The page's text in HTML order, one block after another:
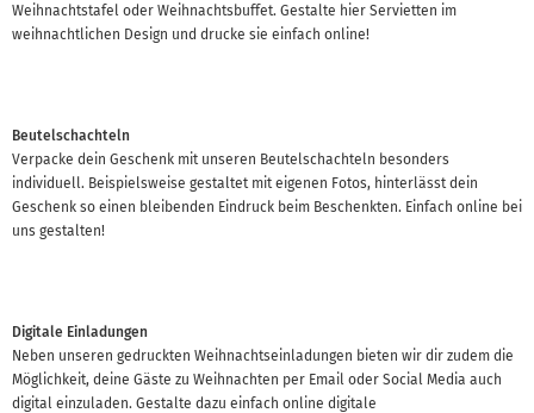
Weihnachtstafel oder Weihnachtsbuffet. Gestalte hier Servietten im
weihnachtlichen Design und drucke sie einfach online!
Beutelschachteln
Verpacke dein Geschenk mit unseren Beutelschachteln besonders
individuell. Beispielsweise gestaltet mit eigenen Fotos, hinterlässt dein
Geschenk so einen bleibenden Eindruck beim Beschenkten. Einfach online bei
uns gestalten!
Digitale Einladungen
Neben unseren gedruckten Weihnachtseinladungen bieten wir dir zudem die
Möglichkeit, deine Gäste zu Weihnachten per Email oder Social Media auch
digital einzuladen. Gestalte dazu einfach online digitale